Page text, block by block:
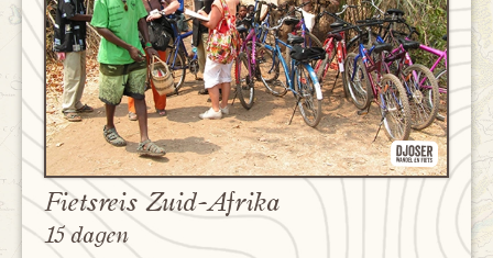
Fietsreis Zuid-Afrika
15 dagen